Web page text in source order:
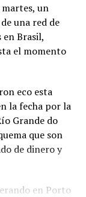
un
una red de
en Brasil,
el momento
eco esta
la fecha por la
Grande do
que son
de dinero y
en Porto